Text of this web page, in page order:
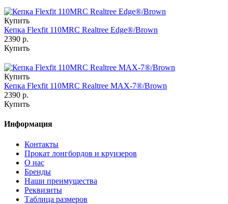
Купить
Кепка Flexfit 110MRC Realtree Edge®/Brown
2390 р.
Купить
Купить
Кепка Flexfit 110MRC Realtree MAX-7®/Brown
2390 р.
Купить
Информация
Контакты
Прокат лонгбордов и круизеров
О нас
Бренды
Наши преимущества
Реквизиты
Таблица размеров